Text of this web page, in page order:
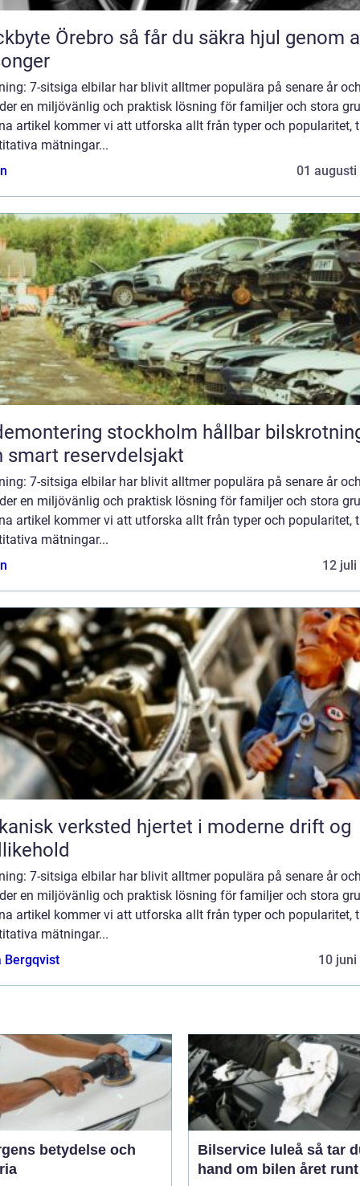
så får du säkra hjul genom alla
7-sitsiga elbilar har blivit alltmer populära på senare år
en miljövänlig och praktisk lösning för familjer och stora
artikel kommer vi att utforska allt från typer och popularitet,
mätningar...
01 augusti
stockholm hållbar bilskrotning
smart reservdelsjakt
7-sitsiga elbilar har blivit alltmer populära på senare år
en miljövänlig och praktisk lösning för familjer och stora
artikel kommer vi att utforska allt från typer och popularitet,
mätningar...
12 juli
verksted hjertet i moderne drift og
7-sitsiga elbilar har blivit alltmer populära på senare år
en miljövänlig och praktisk lösning för familjer och stora
artikel kommer vi att utforska allt från typer och popularitet,
mätningar...
Bergqvist
10 juni
betydelse och
Bilservice luleå så tar du
hand om bilen året runt